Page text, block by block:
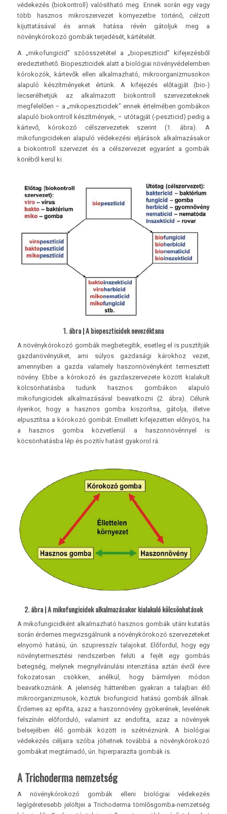
védekezés (biokontroll) valósítható meg. Ennek során egy vagy
több hasznos mikroszervezet környezetbe történő, célzott
kijuttatásával és annak hatása révén gátoljuk meg a
növénykórokozó gombák terjedését, kártételét.
A „mikofungicid” szóösszetétel a „biopeszticid” kifejezésből
eredeztethető. Biopeszticidek alatt a biológiai növényvédelemben
kórokozók, kártevők ellen alkalmazható, mikroorganizmusokon
alapuló készítményeket értünk. A kifejezés előtagját (bio-)
lecserélhetjük az alkalmazott biokontroll szervezeteknek
megfelelően – a „mikopeszticidek” ennek értelmében gombákon
alapuló biokontroll készítmények, – utótagját (-peszticid) pedig a
kártevő, kórokozó célszervezetek szerint (1. ábra). A
mikofungicideken alapuló védekezési eljárások alkalmazásakor
a biokontroll szervezet és a célszervezet egyaránt a gombák
köréből kerül ki.
1. ábra | A biopeszticidek nevezéktana
A növénykórokozó gombák megbetegítik, esetleg el is pusztítják
gazdanövényüket, ami súlyos gazdasági károkhoz vezet,
amennyiben a gazda valamely haszonnövényként termesztett
növény. Ebbe a kórokozó és gazdaszervezete között kialakult
kölcsönhatásba tudunk hasznos gombákon alapuló
mikofungicidek alkalmazásával beavatkozni (2. ábra). Célunk
ilyenkor, hogy a hasznos gomba kiszorítsa, gátolja, illetve
elpusztítsa a kórokozó gombát. Emellett kifejezetten előnyös, ha
a hasznos gomba közvetlenül a haszonnövénnyel is
köcsönhatásba lép és pozitív hatást gyakorol rá.
2. ábra | A mikofungicidek alkalmazásakor kialakuló kölcsönhatások
A mikofungicidként alkalmazható hasznos gombák utáni kutatás
során érdemes megvizsgálnunk a növénykórokozó szervezeteket
elnyomó hatású, ún. szupresszív talajokat. Előfordul, hogy egy
növénytermesztési rendszerben felüti a fejét egy gombás
betegség, melynek megnyilvánulási intenzitása aztán évről évre
fokozatosan csökken, anélkül, hogy bármilyen módon
beavatkoznánk. A jelenség hátterében gyakran a talajban élő
mikroorganizmusok, köztük biofungicid hatású gombák állnak.
Érdemes az epifita, azaz a haszonnövény gyökerének, levelének
felszínén előforduló, valamint az endofita, azaz a növények
belsejében élő gombák között is szétnéznünk. A biológiai
védekezés céljaira szóba jöhetnek továbbá a növénykórokozó
gombákat megtámadó, ún. hiperparazita gombák is.
A Trichoderma nemzetség
A növénykórokozó gombák elleni biológiai védekezés
legígéretesebb jelöltjei a Trichoderma tömlősgomba-nemzetség